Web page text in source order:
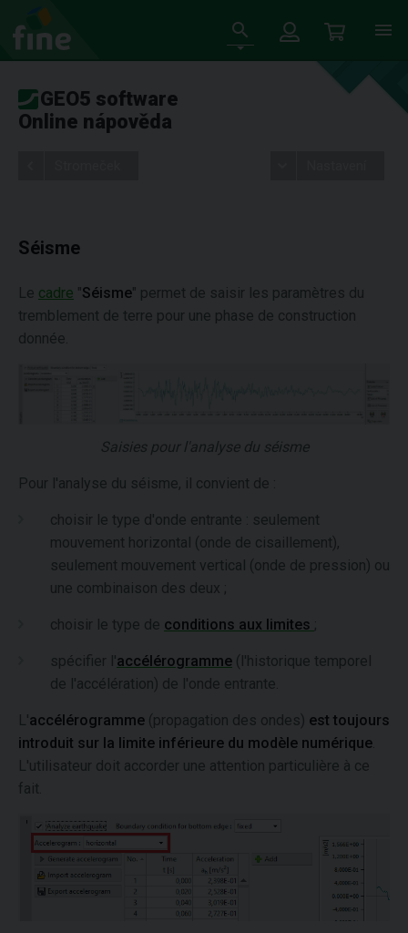
GEO5 software
Online nápověda
Séisme
Le cadre "Séisme" permet de saisir les paramètres du
tremblement de terre pour une phase de construction
donnée.
Saisies pour l'analyse du séisme
Pour l'analyse du séisme, il convient de :
choisir le type d'onde entrante : seulement
mouvement horizontal (onde de cisaillement),
seulement mouvement vertical (onde de pression) ou
une combinaison des deux ;
choisir le type de conditions aux limites ;
spécifier l'accélérogramme (l'historique temporel
de l'accélération) de l'onde entrante.
L'accélérogramme (propagation des ondes) est toujours
introduit sur la limite inférieure du modèle numérique
L'utilisateur doit accorder une attention particulière à ce
fait.